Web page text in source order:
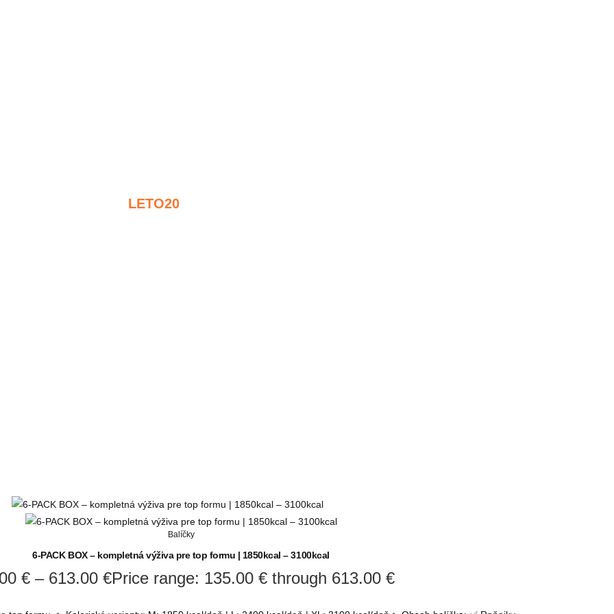
LETO20
Balíčky
6-PACK BOX – kompletná výživa pre top formu | 1850kcal – 3100kcal
€ – 613.00 €Price range: 135.00 € through 613.00 €